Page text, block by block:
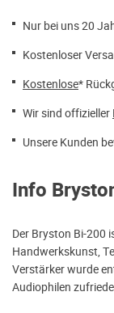
Nur bei uns 20
Kostenloser
Kostenlose*
Wir sind offizieller
Unsere Kunden
Info
Der Bryston Bi-200
Handwerkskunst,
Verstärker wurde
Audiophilen